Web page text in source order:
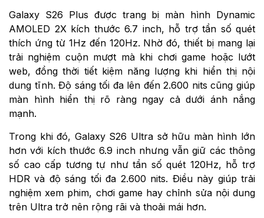
Galaxy S26 Plus được trang bị màn hình Dynamic
AMOLED 2X kích thước 6.7 inch, hỗ trợ tần số quét
thích ứng từ 1Hz đến 120Hz. Nhờ đó, thiết bị mang lại
trải nghiệm cuộn mượt mà khi chơi game hoặc lướt
web, đồng thời tiết kiệm năng lượng khi hiển thị nội
dung tĩnh. Độ sáng tối đa lên đến 2.600 nits cũng giúp
màn hình hiển thị rõ ràng ngay cả dưới ánh nắng
mạnh.
Trong khi đó, Galaxy S26 Ultra sở hữu màn hình lớn
hơn với kích thước 6.9 inch nhưng vẫn giữ các thông
số cao cấp tương tự như tần số quét 120Hz, hỗ trợ
HDR và độ sáng tối đa 2.600 nits. Điều này giúp trải
nghiệm xem phim, chơi game hay chỉnh sửa nội dung
trên Ultra trở nên rộng rãi và thoải mái hơn.